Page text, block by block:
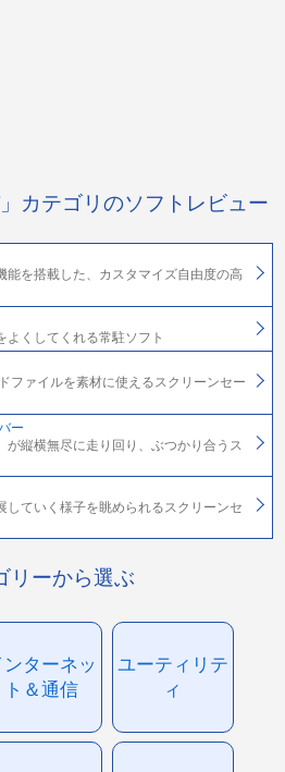
カテゴリのソフトレビュー
能を搭載した、カスタマイズ自由度の高
よくしてくれる常駐ソフト
ファイルを素材に使えるスクリーンセー
ー
が縦横無尽に走り回り、ぶつかり合うス
していく様子を眺められるスクリーンセ
リーから選ぶ
ンターネッ
ト＆通信
ユーティリテ
ィ